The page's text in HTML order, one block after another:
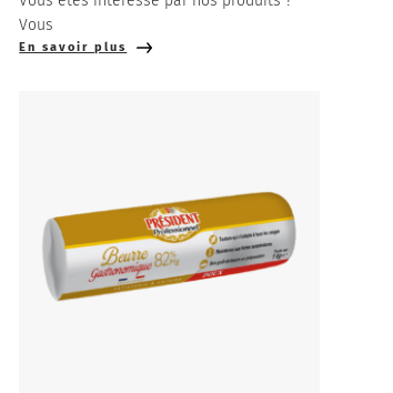
Vous
En savoir plus